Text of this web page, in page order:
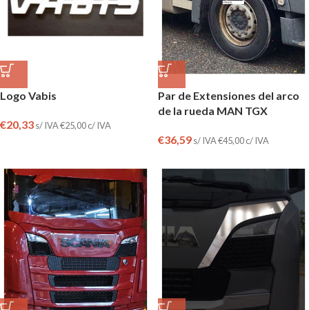
Logo Vabis
€20,33s/ IVA€25,00c/ IVA
Par de Extensiones del arco
de la rueda MAN TGX
€36,59s/ IVA€45,00c/ IVA